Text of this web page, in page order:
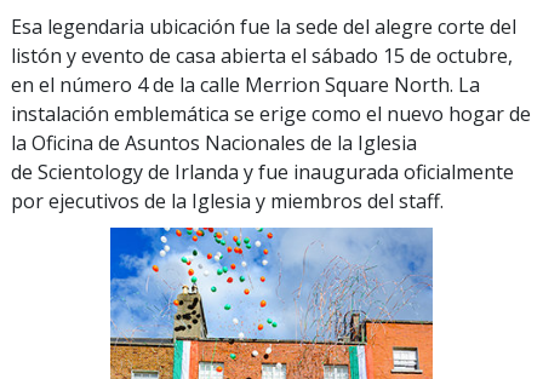
Esa legendaria ubicación fue la sede del alegre corte del
listón y evento de casa abierta el sábado 15 de octubre,
en el número 4 de la calle Merrion Square North. La
instalación emblemática se erige como el nuevo hogar de
la Oficina de Asuntos Nacionales de la Iglesia
de Scientology de Irlanda y fue inaugurada oficialmente
por ejecutivos de la Iglesia y miembros del staff.